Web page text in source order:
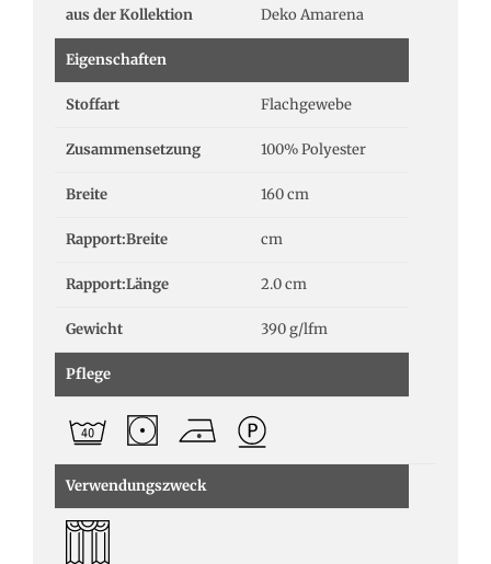
aus der Kollektion Deko Amarena
Eigenschaften
Stoffart Flachgewebe
Zusammensetzung 100% Polyester
Breite 160 cm
Rapport:Breite cm
Rapport:Länge 2.0 cm
Gewicht 390 g/lfm
Pflege
Verwendungszweck